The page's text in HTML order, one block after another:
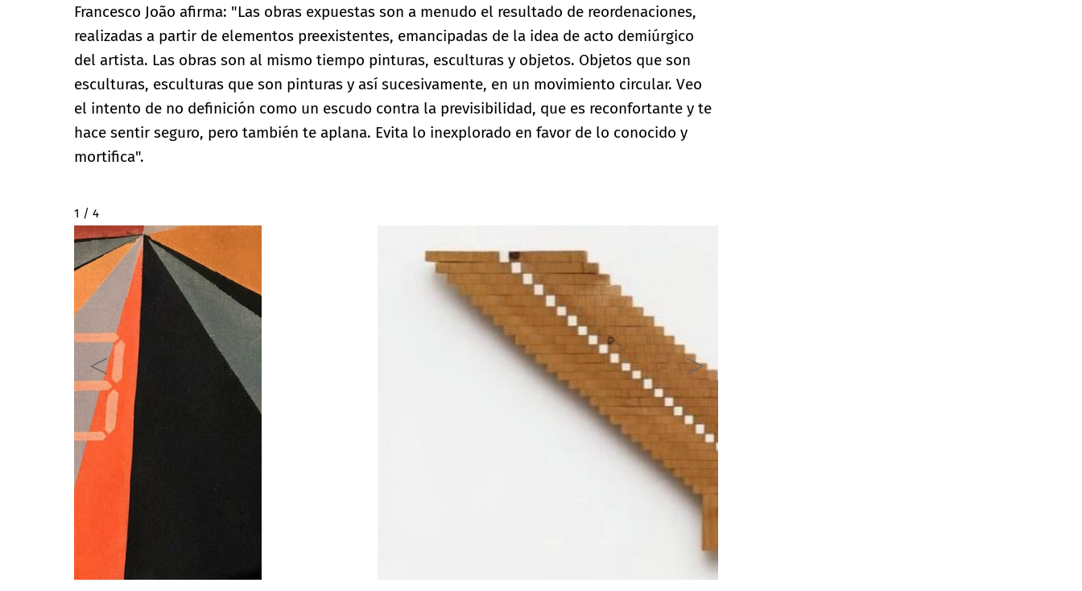
Francesco João afirma: "Las obras expuestas son a menudo el resultado de reordenaciones,
realizadas a partir de elementos preexistentes, emancipadas de la idea de acto demiúrgico
del artista. Las obras son al mismo tiempo pinturas, esculturas y objetos. Objetos que son
esculturas, esculturas que son pinturas y así sucesivamente, en un movimiento circular. Veo
el intento de no definición como un escudo contra la previsibilidad, que es reconfortante y te
hace sentir seguro, pero también te aplana. Evita lo inexplorado en favor de lo conocido y
mortifica".
2 / 4